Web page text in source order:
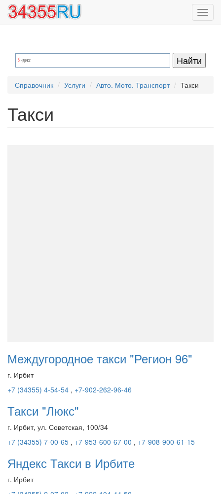
Перейти
основному
Справочник Услуги Авто. Мото. Транспорт Такси
Такси
Междугородное такси "Регион 96"
г. Ирбит
+7 (34355) 4-54-54 , +7-902-262-96-46
Такси "Люкс"
г. Ирбит, ул. Советская, 100/34
+7 (34355) 7-00-65 , +7-953-600-67-00 , +7-908-900-61-15
Яндекс Такси в Ирбите
г. Ирбит